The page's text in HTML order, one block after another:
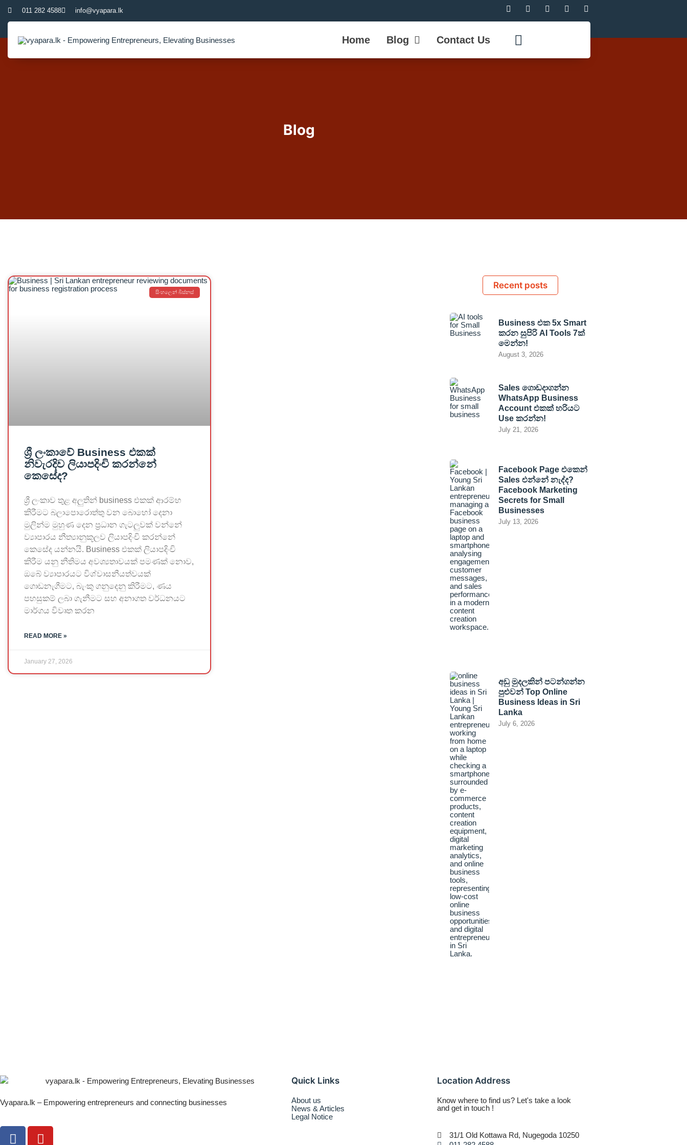
011 282 4588 info@vyapara.lk
Home Blog Contact Us
Blog
සිංහලෙන් බිස්නස්
ශ්‍රී ලංකාවේ Business එකක්
නිවැරදිව ලියාපදිංචි කරන්නේ
කෙසේද?
ශ්‍රී ලංකාව තුළ අලුතින් business එකක් ආරම්භ
කිරීමට බලාපොරොත්තු වන බොහෝ දෙනා
මුලින්ම මුහුණ දෙන ප්‍රධාන ගැටලුවක් වන්නේ
ව්‍යාපාරය නීත්‍යානුකූලව ලියාපදිංචි කරන්නේ
කෙසේද යන්නයි. Business එකක් ලියාපදිංචි
කිරීම යනු නීතිමය අවශ්‍යතාවයක් පමණක් නොව,
ඔබේ ව්‍යාපාරයට විශ්වාසනීයත්වයක්
ගොඩනැගීමට, බැංකු ගනුදෙනු කිරීමට, ණය
පහසුකම් ලබා ගැනීමට සහ අනාගත වර්ධනයට
මාර්ගය විවෘත කරන
READ MORE »
January 27, 2026
Recent posts
Business එක 5x Smart
කරන සුපිරි AI Tools 7ක්
මෙන්න!
August 3, 2026
Sales ගොඩදාගන්න
WhatsApp Business
Account එකක් හරියට
Use කරන්න!
July 21, 2026
Facebook Page එකෙන්
Sales එන්නේ නැද්ද?
Facebook Marketing
Secrets for Small
Businesses
July 13, 2026
අඩු මුදලකින් පටන්ගන්න
පුළුවන් Top Online
Business Ideas in Sri
Lanka
July 6, 2026
Vyapara.lk – Empowering entrepreneurs and connecting businesses
Quick Links
About us
News & Articles
Legal Notice
Location Address
Know where to find us? Let's take a look
and get in touch !
31/1 Old Kottawa Rd, Nugegoda 10250